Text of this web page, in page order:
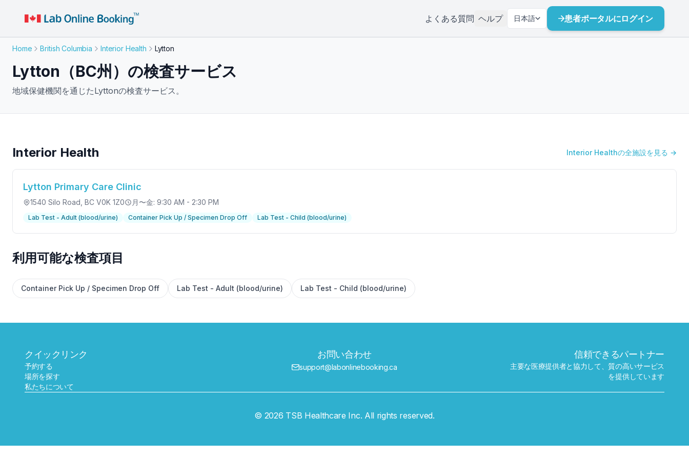
よくある質問 ヘルプ 日本語 患者ポータルにログイン
Home British Columbia Interior Health Lytton
Lytton（BC州）の検査サービス
地域保健機関を通じたLyttonの検査サービス。
Interior Health Interior Healthの全施設を見る →
Lytton Primary Care Clinic
1540 Silo Road , BC V0K 1Z0 月〜金: 9:30 AM - 2:30 PM
Lab Test - Adult (blood/urine) Container Pick Up / Specimen Drop Off Lab Test - Child (blood/urine)
利用可能な検査項目
Container Pick Up / Specimen Drop Off Lab Test - Adult (blood/urine) Lab Test - Child (blood/urine)
クイックリンク
予約する
場所を探す
私たちについて
お問い合わせ
support@labonlinebooking.ca
信頼できるパートナー
主要な医療提供者と協力して、質の高いサービス
を提供しています
© 2026 TSB Healthcare Inc. All rights reserved.
✕